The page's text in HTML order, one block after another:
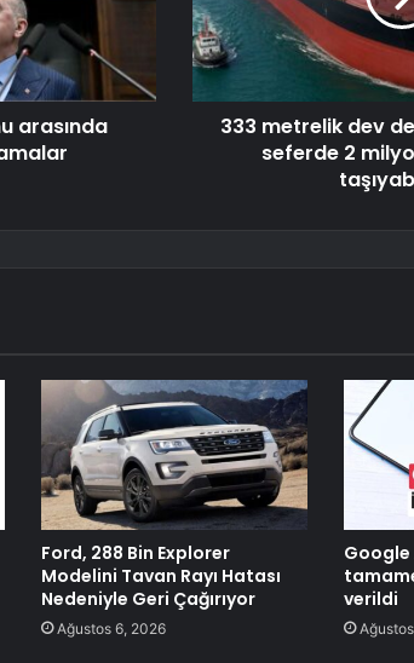
arasında
333 metrelik dev
seferde 2
Ford, 288 Bin Explorer
Modelini Tavan Rayı Hatası
Nedeniyle Geri Çağırıyor
Ağustos 6, 2026
verildi